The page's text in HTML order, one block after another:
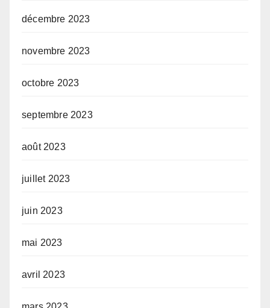
décembre 2023
novembre 2023
octobre 2023
septembre 2023
août 2023
juillet 2023
juin 2023
mai 2023
avril 2023